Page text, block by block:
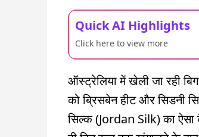
Quick AI Highlights
Click here to view more
ऑस्ट्रेलिया में खेली जा रही
को ब्रिसबेन हीट और सिडनी
सिल्क (Jordan Silk) का ऐसा